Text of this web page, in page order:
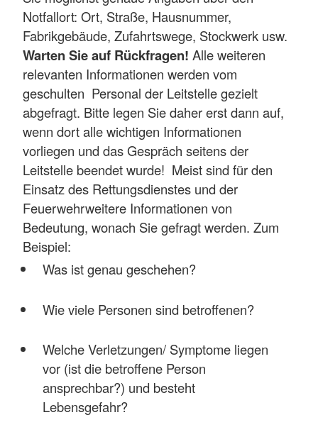
Notfallort: Ort, Straße, Hausnummer,
Fabrikgebäude, Zufahrtswege, Stockwerk usw.
Warten Sie auf Rückfragen! Alle weiteren
relevanten Informationen werden vom
geschulten Personal der Leitstelle gezielt
abgefragt. Bitte legen Sie daher erst dann auf,
wenn dort alle wichtigen Informationen
vorliegen und das Gespräch seitens der
Leitstelle beendet wurde! Meist sind für den
Einsatz des Rettungsdienstes und der
Feuerwehrweitere Informationen von
Bedeutung, wonach Sie gefragt werden. Zum
Beispiel:
Was ist genau geschehen?
Wie viele Personen sind betroffenen?
Welche Verletzungen/ Symptome liegen
vor (ist die betroffene Person
ansprechbar?) und besteht
Lebensgefahr?